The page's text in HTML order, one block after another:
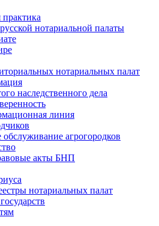
нотариальной палаты
нотариальных палат
наследственного дела
линия
агрогородков
акты БНП
нотариальных палат